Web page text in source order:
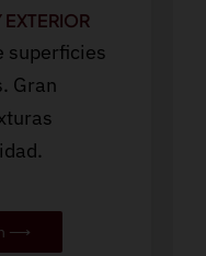
EXTERIOR
superficies
Gran
⟶